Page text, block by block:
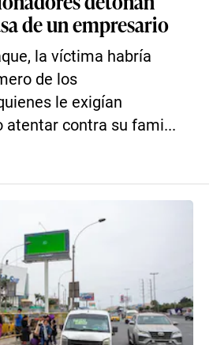
de un empresario
la víctima habría
de los
le exigían
atentar contra su fami...